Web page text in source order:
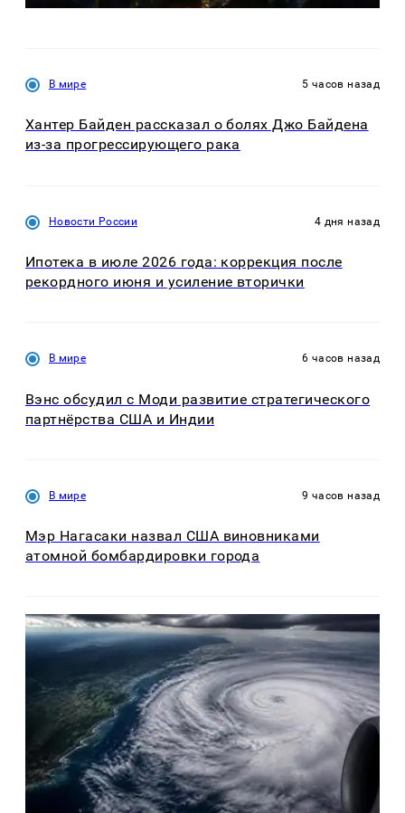
В мире 5 часов назад
Хантер Байден рассказал о болях Джо Байдена
из-за прогрессирующего рака
Новости России 4 дня назад
Ипотека в июле 2026 года: коррекция после
рекордного июня и усиление вторички
В мире 6 часов назад
Вэнс обсудил с Моди развитие стратегического
партнёрства США и Индии
В мире 9 часов назад
Мэр Нагасаки назвал США виновниками
атомной бомбардировки города